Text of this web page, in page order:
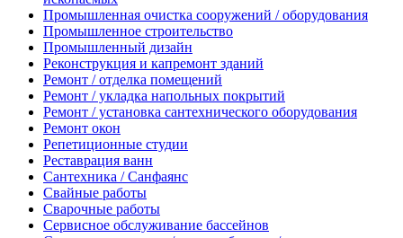
Промышленная очистка сооружений / оборудования
Промышленное строительство
Промышленный дизайн
Реконструкция и капремонт зданий
Ремонт / отделка помещений
Ремонт / укладка напольных покрытий
Ремонт / установка сантехнического оборудования
Ремонт окон
Репетиционные студии
Реставрация ванн
Сантехника / Санфаянс
Свайные работы
Сварочные работы
Сервисное обслуживание бассейнов